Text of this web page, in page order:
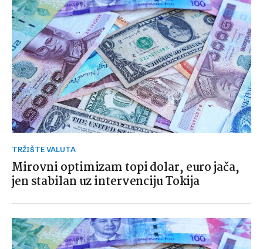
TRŽIŠTE VALUTA
Mirovni optimizam topi dolar, euro jača,
jen stabilan uz intervenciju Tokija